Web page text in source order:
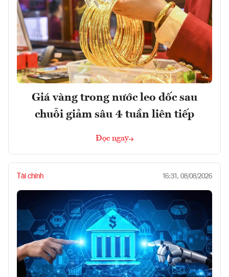
Giá vàng trong nước leo dốc sau
chuỗi giảm sâu 4 tuần liên tiếp
Đọc ngay
Tài chính 16:31, 08/08/2026